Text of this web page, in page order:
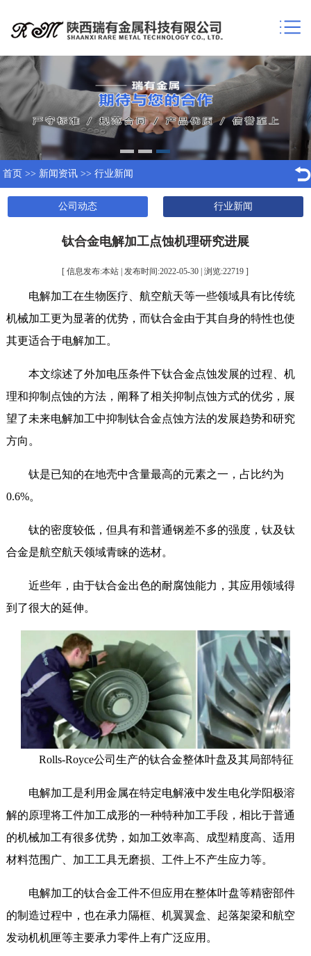
首页 >> 新闻资讯 >> 行业新闻
公司动态 行业新闻
钛合金电解加工点蚀机理研究进展
[ 信息发布:本站 | 发布时间:2022-05-30 | 浏览:22719 ]
电解加工在生物医疗、航空航天等一些领域具有比传统
机械加工更为显著的优势，而钛合金由于其自身的特性也使
其更适合于电解加工。
本文综述了外加电压条件下钛合金点蚀发展的过程、机
理和抑制点蚀的方法，阐释了相关抑制点蚀方式的优劣，展
望了未来电解加工中抑制钛合金点蚀方法的发展趋势和研究
方向。
钛是已知的在地壳中含量最高的元素之一，占比约为
0.6%。
钛的密度较低，但具有和普通钢差不多的强度，钛及钛
合金是航空航天领域青睐的选材。
近些年，由于钛合金出色的耐腐蚀能力，其应用领域得
到了很大的延伸。
Rolls-Royce公司生产的钛合金整体叶盘及其局部特征
电解加工是利用金属在特定电解液中发生电化学阳极溶
解的原理将工件加工成形的一种特种加工手段，相比于普通
的机械加工有很多优势，如加工效率高、成型精度高、适用
材料范围广、加工工具无磨损、工件上不产生应力等。
电解加工的钛合金工件不但应用在整体叶盘等精密部件
的制造过程中，也在承力隔框、机翼翼盒、起落架梁和航空
发动机机匣等主要承力零件上有广泛应用。